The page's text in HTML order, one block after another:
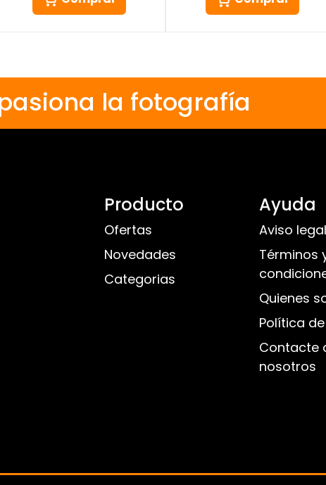
la fotografía
Producto
Ofertas
Novedades
Categorias
Ayuda
Aviso legal
Términos
Quienes
Política
Contacte
nosotros